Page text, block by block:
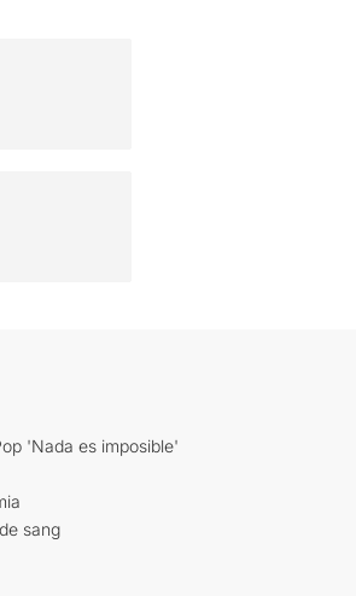
'Nada es imposible'
sang